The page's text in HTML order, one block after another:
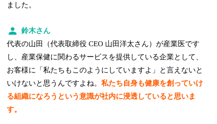
ました。
鈴木さん
代表の山田（代表取締役 CEO 山田洋太さん）が産業医です
し、産業保健に関わるサービスを提供している企業として、
お客様に「私たちもこのようにしていますよ」と言えないと
いけないと思うんですよね。私たち自身も健康を創っていけ
る組織になろうという意識が社内に浸透していると思いま
す。